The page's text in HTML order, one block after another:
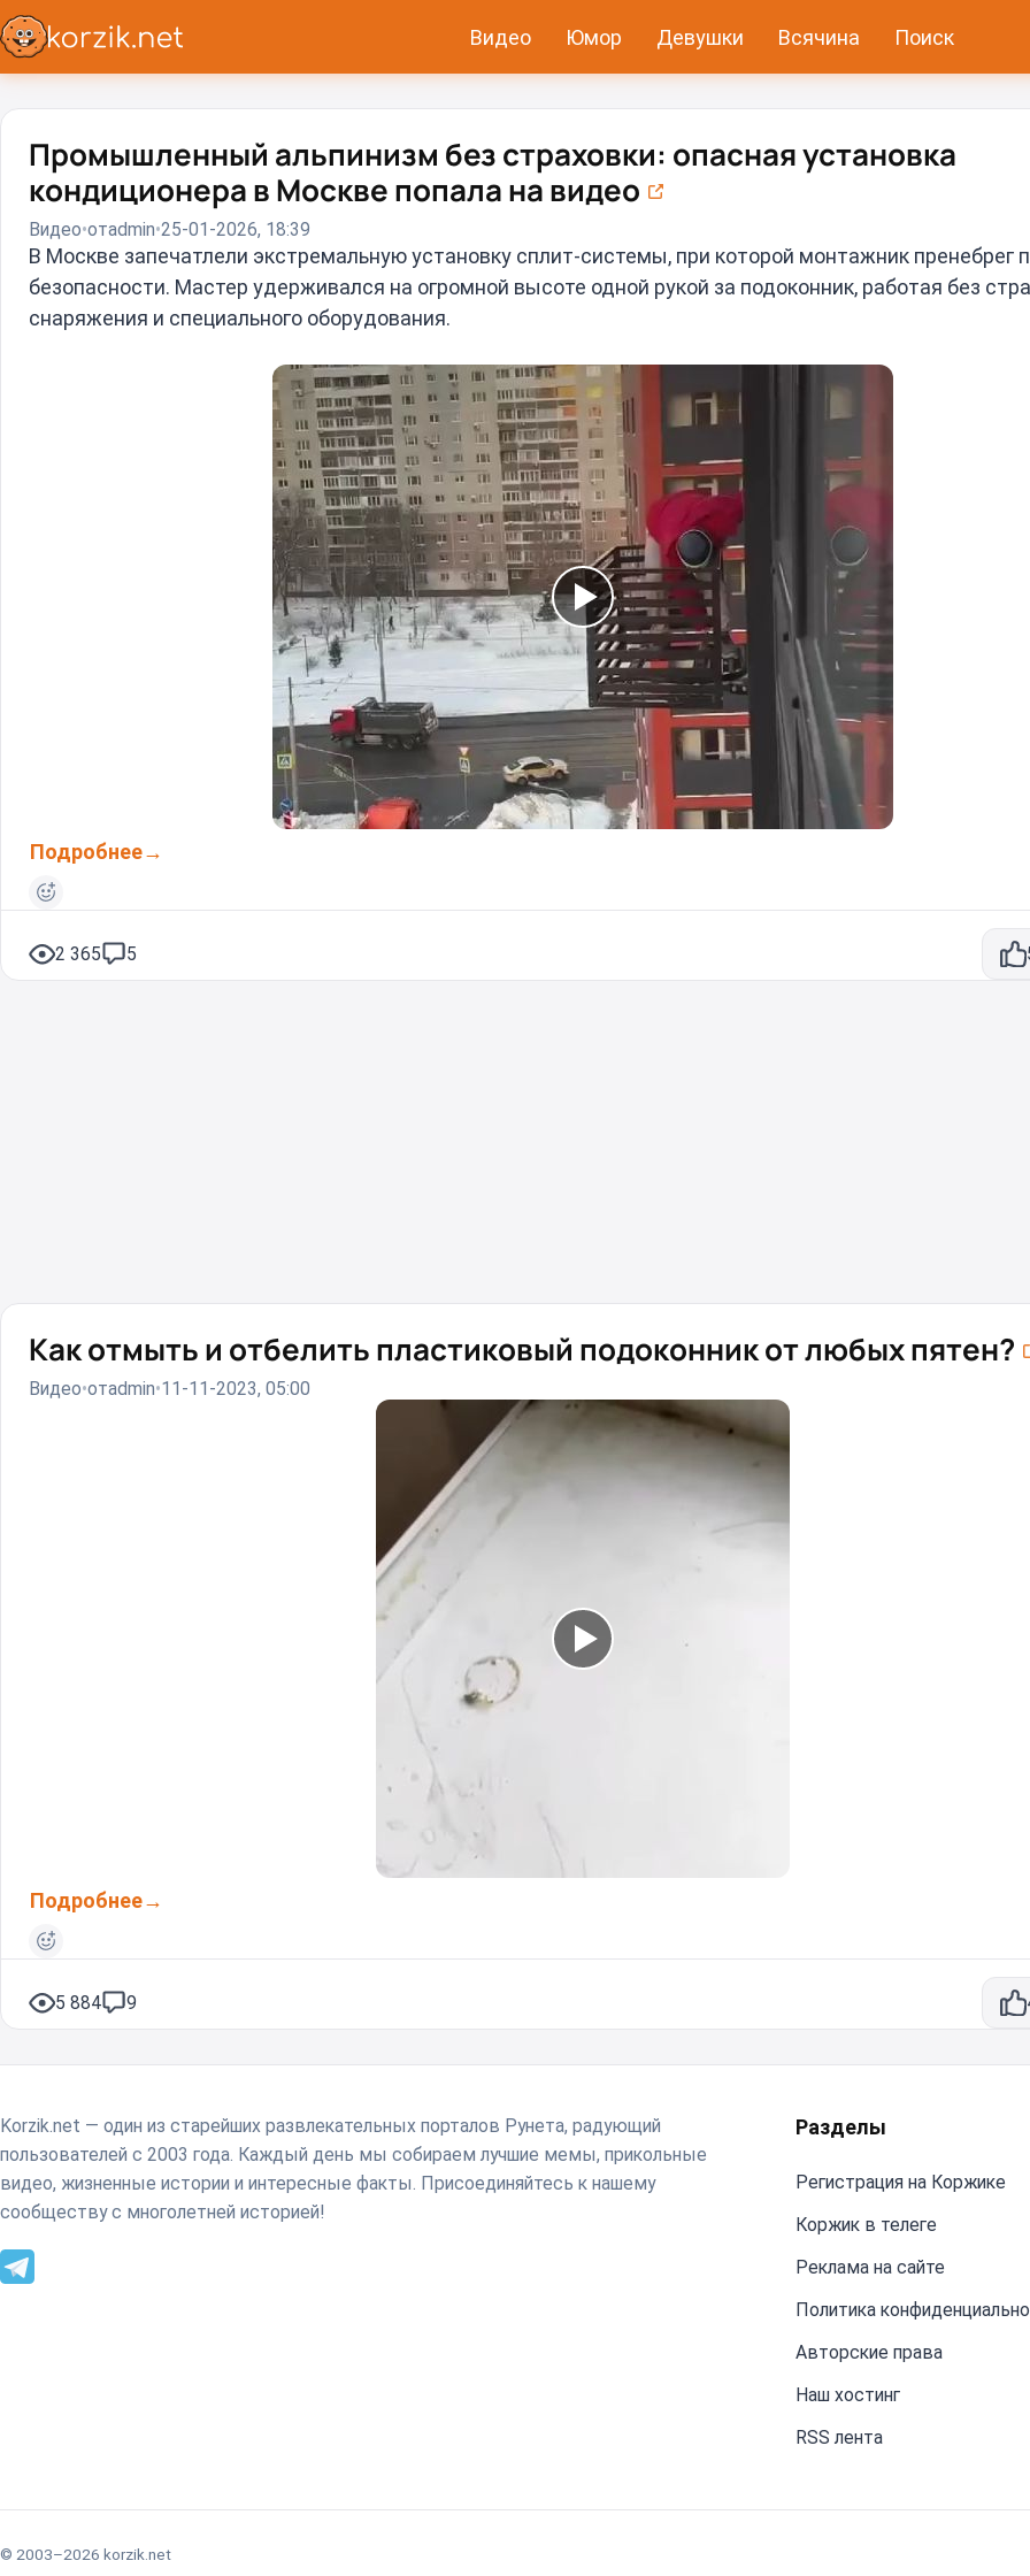
Видео Юмор Девушки Всячина Поиск
Промышленный альпинизм без страховки: опасная установка
кондиционера в Москве попала на видео
Видео отadmin 25-01-2026, 18:39
В Москве запечатлели экстремальную установку сплит-системы, при которой монтажник пренебрег
безопасности. Мастер удерживался на огромной высоте одной рукой за подоконник, работая без
снаряжения и специального оборудования.
Подробнее
2 365 5
Как отмыть и отбелить пластиковый подоконник от любых пятен?⁠⁠
Видео отadmin 11-11-2023, 05:00
Подробнее
5 884 9
Korzik.net — один из старейших развлекательных порталов Рунета, радующий
пользователей с 2003 года. Каждый день мы собираем лучшие мемы, прикольные
видео, жизненные истории и интересные факты. Присоединяйтесь к нашему
сообществу с многолетней историей!
Разделы
Регистрация на Коржике
Коржик в телеге
Реклама на сайте
Политика
Авторские права
Наш хостинг
RSS лента
© 2003–2026 korzik.net